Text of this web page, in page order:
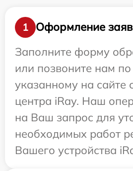
1
Оформление
Заполните форму
или позвоните нам
указанному на сайте
центра iRay. Наш
на Ваш запрос для
необходимых работ
Вашего устройства